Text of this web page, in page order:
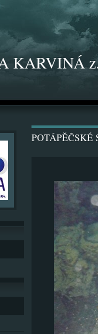
KARVINÁ
POTÁPĚČSKÉ